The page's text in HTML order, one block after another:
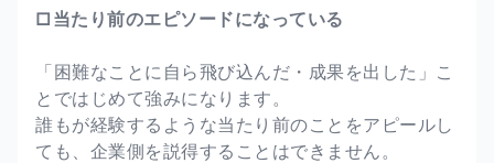
□当たり前のエピソードになっている
「困難なことに自ら飛び込んだ・成果を出した」こ
とではじめて強みになります。
誰もが経験するような当たり前のことをアピールし
ても、企業側を説得することはできません。